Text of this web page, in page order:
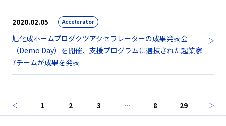
2020.02.05 Accelerator
旭化成ホームプロダクツアクセラレーターの成果発表会
（Demo Day）を開催、支援プログラムに選抜された起業家
7チームが成果を発表
1 2 3 … 8 29